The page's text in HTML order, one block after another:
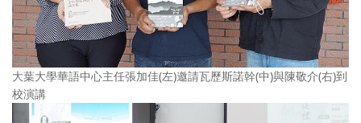
大葉大學華語中心主任張加佳(左)邀請瓦歷斯諾幹(中)與陳敬介(右)到
校演講